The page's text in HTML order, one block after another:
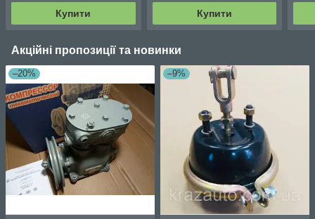
Купити Купити
Акційні пропозиції та новинки
–20% –9%